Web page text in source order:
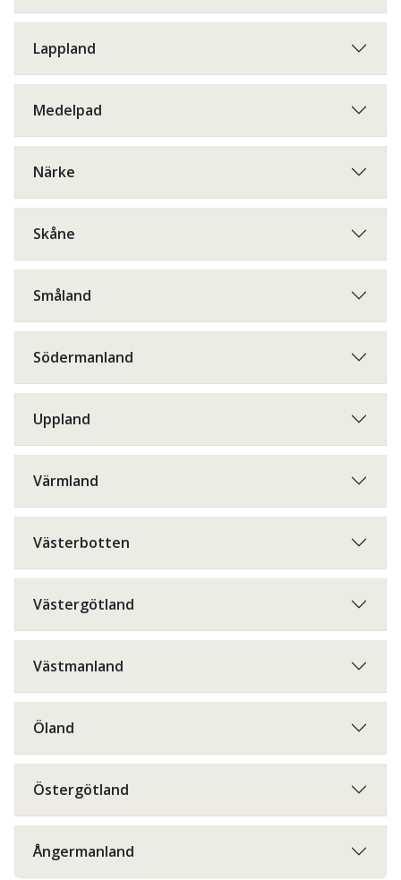
Lappland
Medelpad
Närke
Skåne
Småland
Södermanland
Uppland
Värmland
Västerbotten
Västergötland
Västmanland
Öland
Östergötland
Ångermanland